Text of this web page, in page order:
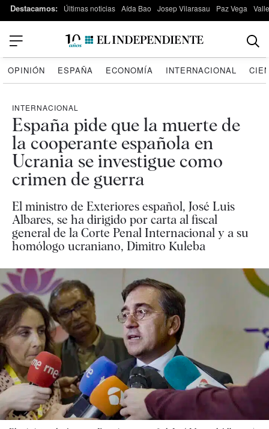
Destacamos: Últimas noticias Aída Bao Josep Vilarasau Paz Vega
OPINIÓN ESPAÑA ECONOMÍA INTERNACIONAL
INTERNACIONAL
España pide que la muerte de
la cooperante española en
Ucrania se investigue como
crimen de guerra
El ministro de Exteriores español, José Luis
Albares, se ha dirigido por carta al fiscal
general de la Corte Penal Internacional y a su
homólogo ucraniano, Dimitro Kuleba